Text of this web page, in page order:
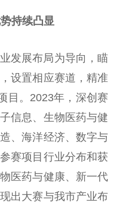
持续凸显
发展布局为导向，瞄
设置相应赛道，精准
目。2023年，深创赛
信息、生物医药与健
、海洋经济、数字与
赛项目行业分布和获
医药与健康、新一代
出大赛与我市产业布